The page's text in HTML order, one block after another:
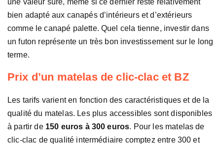
bien adapté aux canapés d’intérieurs et d’extérieurs
comme le canapé palette. Quel cela tienne, investir dans
un futon représente un très bon investissement sur le long
terme.
Prix d’un matelas de clic-clac et BZ
Les tarifs varient en fonction des caractéristiques et de la
qualité du matelas. Les plus accessibles sont disponibles
à partir de 150 euros à 300 euros. Pour les matelas de
clic-clac de qualité intermédiaire comptez entre 300 et